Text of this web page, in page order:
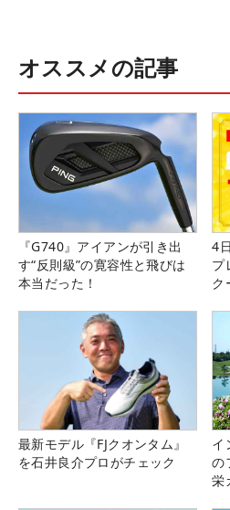
オススメの記事
『G740』アイアンが引き出
す“反則級”の寛容性と飛びは
本当だった！
4
プ
ク
最新モデル『FJクオンタム』
を石井良介プロがチェック
イ
の
栄